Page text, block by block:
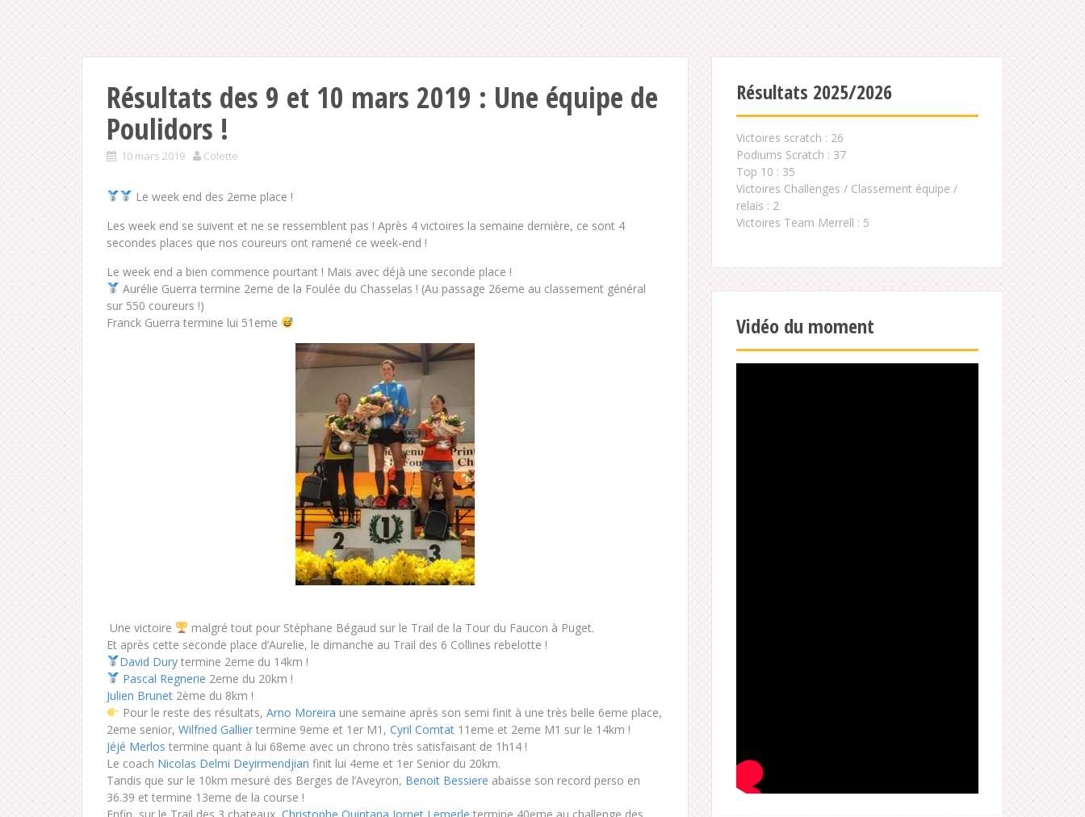
Résultats des 9 et 10 mars 2019 : Une équipe de
Poulidors !
10 mars 2019 Colette
Le week end des 2eme place !
Les week end se suivent et ne se ressemblent pas ! Après 4 victoires la semaine dernière, ce sont 4
secondes places que nos coureurs ont ramené ce week-end !
Le week end a bien commence pourtant ! Mais avec déjà une seconde place !
Aurélie Guerra termine 2eme de la Foulée du Chasselas ! (Au passage 26eme au classement général
sur 550 coureurs !)
Franck Guerra termine lui 51eme
Une victoire
malgré tout pour Stéphane Bégaud sur le Trail de la Tour du Faucon à Puget.
Et après cette seconde place d’Aurelie, le dimanche au Trail des 6 Collines rebelotte !
David Durytermine 2eme du 14km !
Pascal Regnerie 2eme du 20km !
Julien Brunet 2ème du 8km !
Pour le reste des résultats, Arno Moreira une semaine après son semi finit à une très belle 6eme place,
2eme senior, Wilfried Gallier termine 9eme et 1er M1, Cyril Comtat 11eme et 2eme M1 sur le 14km !
Jéjé Merlos termine quant à lui 68eme avec un chrono très satisfaisant de 1h14 !
Le coach Nicolas Delmi Deyirmendjian finit lui 4eme et 1er Senior du 20km.
Tandis que sur le 10km mesuré des Berges de l’Aveyron, Benoit Bessiere abaisse son record perso en
36.39 et termine 13eme de la course !
Résultats 2025/2026
Victoires scratch : 26
Podiums Scratch : 37
Top 10 : 35
Victoires Challenges / Classement équipe /
relais : 2
Victoires Team Merrell : 5
Vidéo du moment